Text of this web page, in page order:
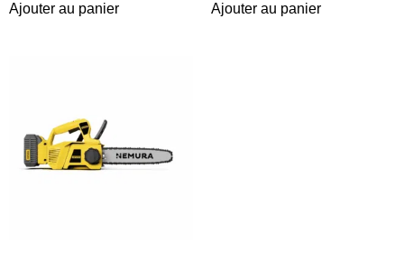
Ajouter au panier Ajouter au panier